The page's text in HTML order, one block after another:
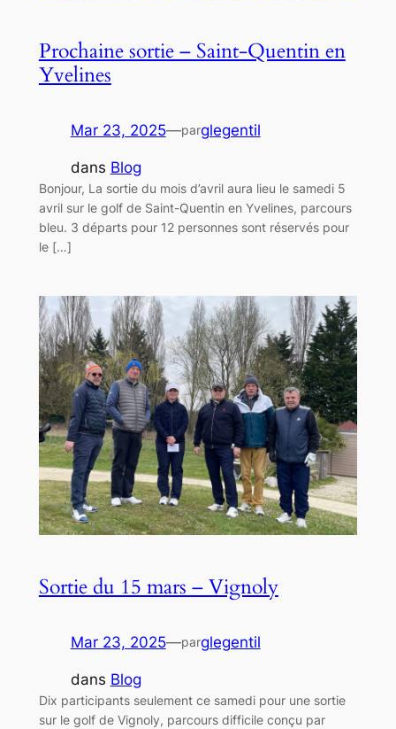
Prochaine sortie – Saint-Quentin en
Yvelines
Mar 23, 2025—parglegentil
dans Blog
Bonjour, La sortie du mois d’avril aura lieu le samedi 5
avril sur le golf de Saint-Quentin en Yvelines, parcours
bleu. 3 départs pour 12 personnes sont réservés pour
le […]
Sortie du 15 mars – Vignoly
Mar 23, 2025—parglegentil
dans Blog
Dix participants seulement ce samedi pour une sortie
sur le golf de Vignoly, parcours difficile conçu par